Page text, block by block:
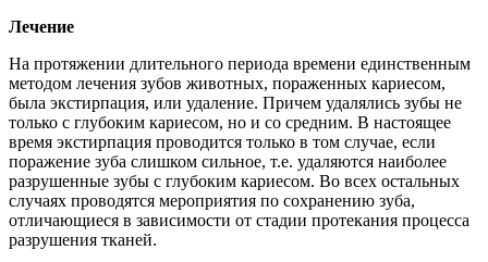
Лечение
На протяжении длительного периода времени единственным
методом лечения зубов животных, пораженных кариесом,
была экстирпация, или удаление. Причем удалялись зубы не
только с глубоким кариесом, но и со средним. В настоящее
время экстирпация проводится только в том случае, если
поражение зуба слишком сильное, т.е. удаляются наиболее
разрушенные зубы с глубоким кариесом. Во всех остальных
случаях проводятся мероприятия по сохранению зуба,
отличающиеся в зависимости от стадии протекания процесса
разрушения тканей.